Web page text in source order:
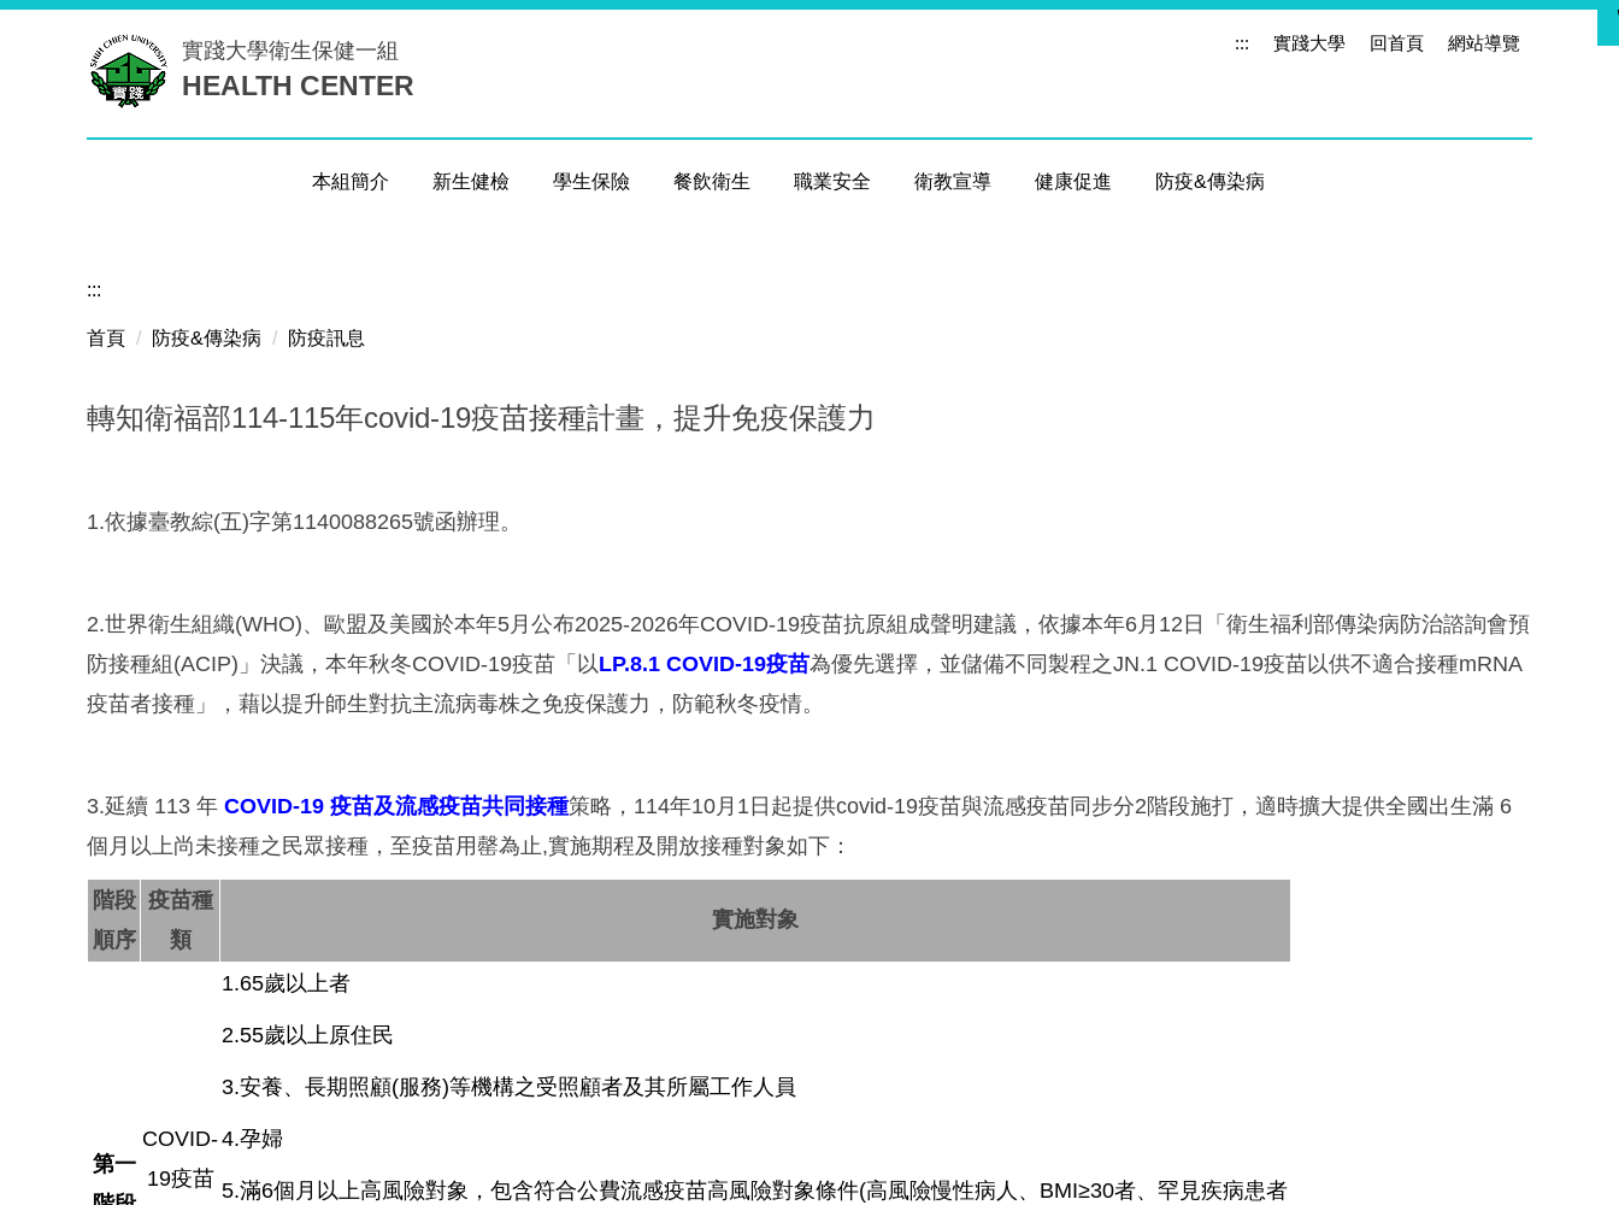
實踐大學衛生保健一組
HEALTH CENTER
本組簡介 新生健檢 學生保險 餐飲衛生 職業安全 衛教宣導 健康促進 防疫&傳染病
::: 實踐大學 回首頁 網站導覽
:::
首頁 防疫&傳染病 防疫訊息
轉知衛福部114-115年covid-19疫苗接種計畫，提升免疫保護力
1.依據臺教綜(五)字第1140088265號函辦理。
2.世界衛生組織(WHO)、歐盟及美國於本年5月公布2025-2026年COVID-19疫苗抗原組成聲明建議，依據本年6月12日「衛生福利部傳染病防治諮詢會預
防接種組(ACIP)」決議，本年秋冬COVID-19疫苗「以LP.8.1 COVID-19疫苗為優先選擇，並儲備不同製程之JN.1 COVID-19疫苗以供不適合接種mRNA
疫苗者接種」，藉以提升師生對抗主流病毒株之免疫保護力，防範秋冬疫情。
3.延續 113 年 COVID-19 疫苗及流感疫苗共同接種策略，114年10月1日起提供covid-19疫苗與流感疫苗同步分2階段施打，適時擴大提供全國出生滿 6
個月以上尚未接種之民眾接種，至疫苗用罄為止,實施期程及開放接種對象如下：
階段
順序
疫苗種
類
實施對象
第一
COVID-
19疫苗
1.65歲以上者
2.55歲以上原住民
3.安養、長期照顧(服務)等機構之受照顧者及其所屬工作人員
4.孕婦
5.滿6個月以上高風險對象，包含符合公費流感疫苗高風險對象條件(高風險慢性病人、BMI≥30者、罕見疾病患者